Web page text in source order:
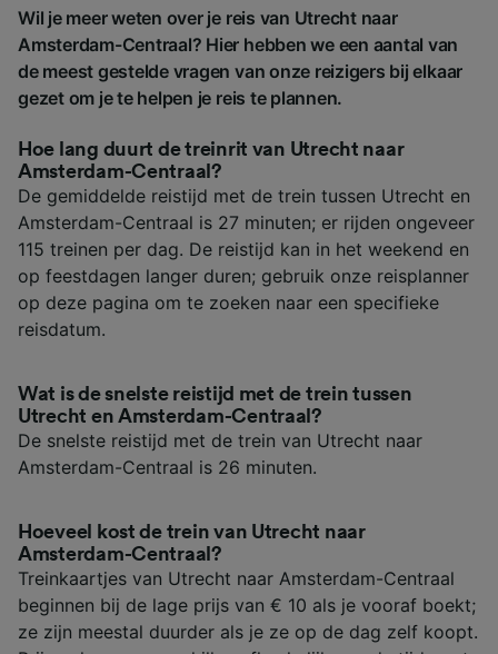
Wil je meer weten over je reis van Utrecht naar
Amsterdam-Centraal? Hier hebben we een aantal van
de meest gestelde vragen van onze reizigers bij elkaar
gezet om je te helpen je reis te plannen.
Hoe lang duurt de treinrit van Utrecht naar
Amsterdam-Centraal?
De gemiddelde reistijd met de trein tussen Utrecht en
Amsterdam-Centraal is 27 minuten; er rijden ongeveer
115 treinen per dag. De reistijd kan in het weekend en
op feestdagen langer duren; gebruik onze reisplanner
op deze pagina om te zoeken naar een specifieke
reisdatum.
Wat is de snelste reistijd met de trein tussen
Utrecht en Amsterdam-Centraal?
De snelste reistijd met de trein van Utrecht naar
Amsterdam-Centraal is 26 minuten.
Hoeveel kost de trein van Utrecht naar
Amsterdam-Centraal?
Treinkaartjes van Utrecht naar Amsterdam-Centraal
beginnen bij de lage prijs van € 10 als je vooraf boekt;
ze zijn meestal duurder als je ze op de dag zelf koopt.